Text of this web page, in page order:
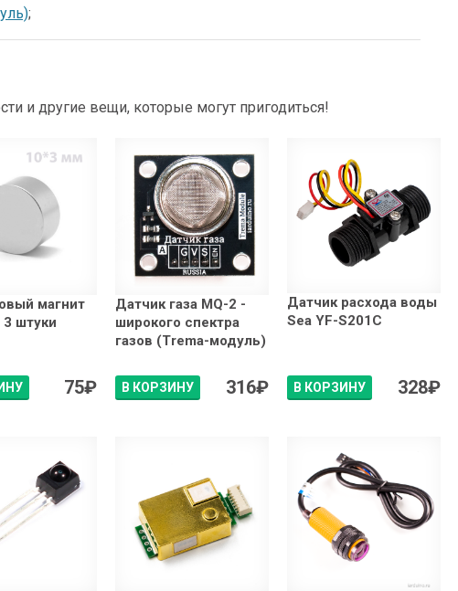
;
и другие вещи, которые могут пригодиться!
магнит
штуки
75₽
Датчик газа MQ-2 -
широкого спектра
газов (Trema-модуль)
В КОРЗИНУ 316₽
Датчик расхода воды
Sea YF-S201C
В КОРЗИНУ 328₽